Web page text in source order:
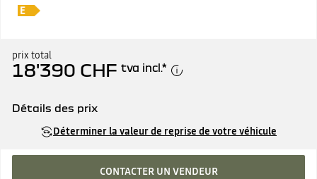
prix total
18'390 CHF tva incl.*
Détails des prix
Déterminer la valeur de reprise de votre véhicule
CONTACTER UN VENDEUR